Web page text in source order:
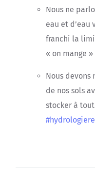
Nous ne
eau et d’eau
franchi la
« on mange »
Nous devons
de nos sols
stocker à